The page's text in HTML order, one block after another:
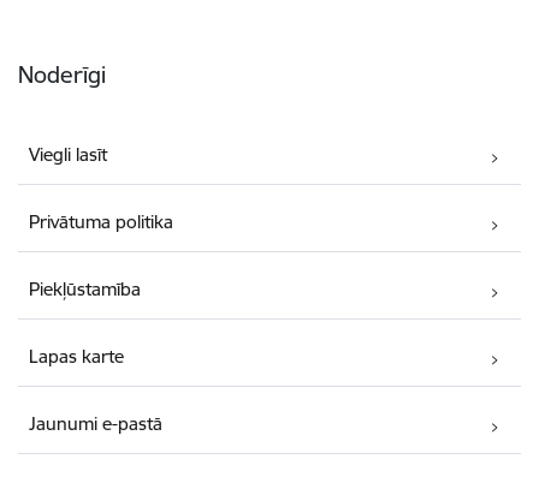
Noderīgi
Viegli lasīt
Privātuma politika
Piekļūstamība
Lapas karte
Jaunumi e-pastā